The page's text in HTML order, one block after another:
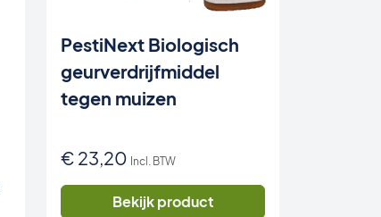
PestiNext Biologisch
geurverdrijfmiddel
tegen muizen
€ 23,20 Incl. BTW
Bekijk product